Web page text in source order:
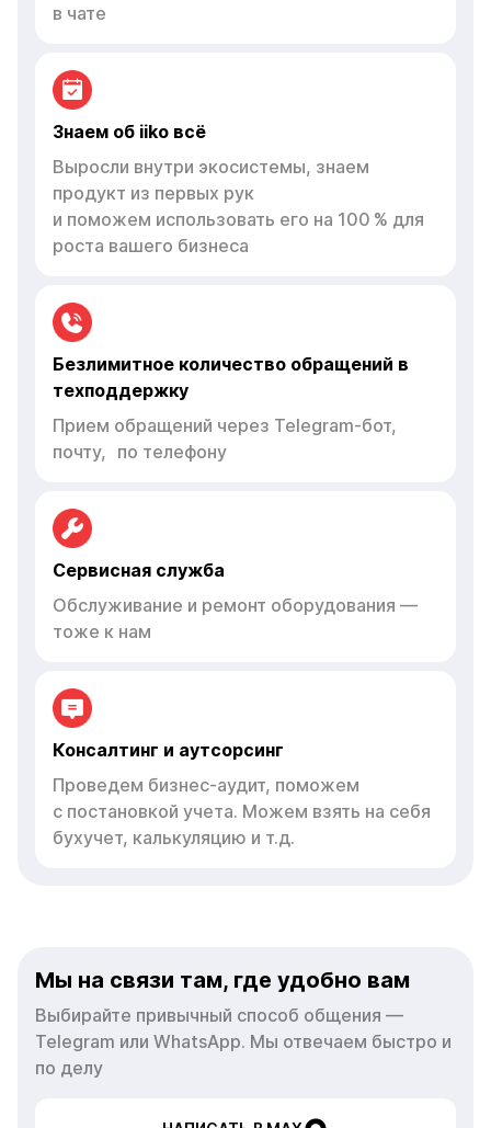
в чате
Знаем об iiko всё
Выросли внутри экосистемы, знаем
продукт из первых рук
и поможем использовать его на 100 % для
роста вашего бизнеса
Безлимитное количество обращений в
техподдержку
Прием обращений через Telegram-бот,
почту, по телефону
Сервисная служба
Обслуживание и ремонт оборудования —
тоже к нам
Консалтинг и аутсорсинг
Проведем бизнес-аудит, поможем
с постановкой учета. Можем взять на себя
бухучет, калькуляцию и т.д.
Мы на связи там, где удобно вам
Выбирайте привычный способ общения —
Telegram или WhatsApp. Мы отвечаем быстро и
по делу